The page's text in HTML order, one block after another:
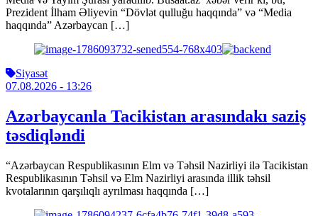
Prezident İlham Əliyevin “Dövlət qulluğu haqqında” və “Media
haqqında” Azərbaycan […]
Siyasət
07.08.2026 - 13:26
Azərbaycanla Tacikistan arasındakı saziş
təsdiqləndi
“Azərbaycan Respublikasının Elm və Təhsil Nazirliyi ilə Tacikistan
Respublikasının Təhsil və Elm Nazirliyi arasında illik təhsil
kvotalarının qarşılıqlı ayrılması haqqında […]